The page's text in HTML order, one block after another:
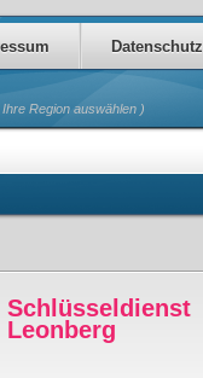
Datenschutz
Region auswählen )
Schlüsseldienst
Leonberg